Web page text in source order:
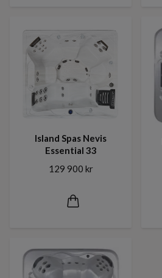
Island Spas Nevis
Essential 33
129 900 kr